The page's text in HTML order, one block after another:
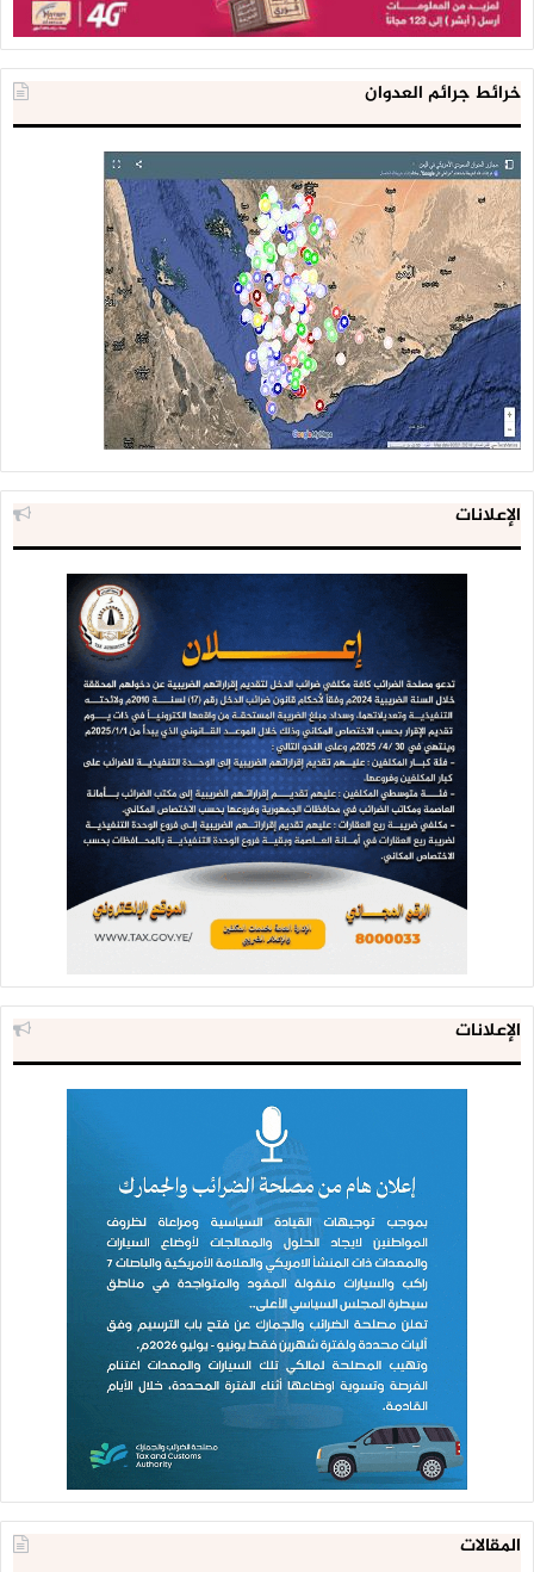
خرائط جرائم العدوان
الإعلانات
الإعلانات
المقالات